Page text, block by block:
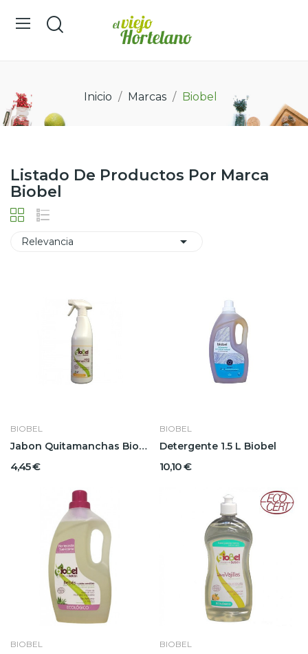
Inicio Marcas Biobel
Listado De Productos Por Marca
Biobel
Relevancia 
BIOBEL
Jabon Quitamanchas Biobel
4,45 €
BIOBEL
Detergente 1.5 L Biobel
10,10 €
BIOBEL BIOBEL